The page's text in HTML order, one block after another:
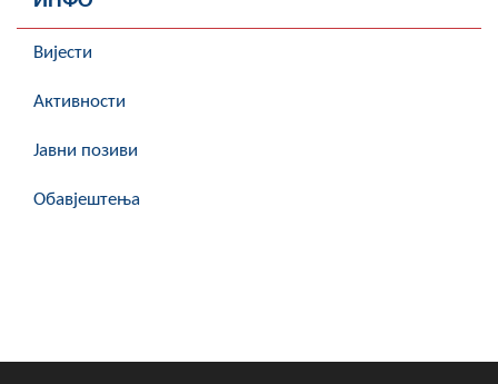
Вијести
Активности
Јавни позиви
Обавјештења